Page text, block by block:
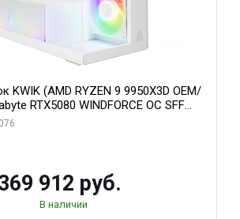
KWIK (AMD RYZEN 9 9950X3D OEM/
RTX5080 WINDFORCE OC SFF
/ 960 ГБ SSD)
912 руб.
В наличии